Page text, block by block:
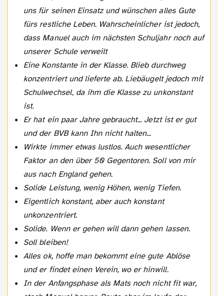
uns für seinen Einsatz und wünschen alles Gute
fürs restliche Leben. Wahrscheinlicher ist jedoch,
dass Manuel auch im nächsten Schuljahr noch auf
unserer Schule verweilt
Eine Konstante in der Klasse. Blieb durchweg
konzentriert und lieferte ab. Liebäugelt jedoch mit
Schulwechsel, da ihm die Klasse zu unkonstant
ist.
Er hat ein paar Jahre gebraucht... Jetzt ist er gut
und der BVB kann Ihn nicht halten...
Wirkte immer etwas lustlos. Auch wesentlicher
Faktor an den über 50 Gegentoren. Soll von mir
aus nach England gehen.
Solide Leistung, wenig Höhen, wenig Tiefen.
Eigentlich konstant, aber auch konstant
unkonzentriert.
Solide. Wenn er gehen will dann gehen lassen.
Soll bleiben!
Alles ok, hoffe man bekommt eine gute Ablöse
und er findet einen Verein, wo er hinwill.
In der Anfangsphase als Mats noch nicht fit war,